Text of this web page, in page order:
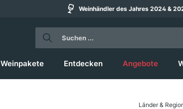
Weinhändler des Jahres 2024 &
Weinpakete Entdecken Angebote
Länder &